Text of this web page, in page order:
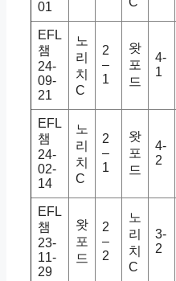
01
EFL
챔
24-
09-
21
노
리
치
C
2
–
1
왓
포
드
4-
1
EFL
챔
24-
02-
14
노
리
치
C
2
–
1
왓
포
드
4-
2
EFL
챔
23-
11-
29
왓
포
드
2
–
2
노
리
치
C
3-
2